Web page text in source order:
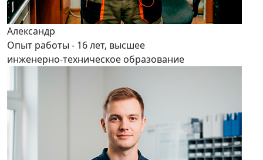
Александр
Опыт работы - 16 лет, высшее
инженерно-техническое образование